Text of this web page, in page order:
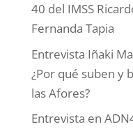
40 del IMSS
Fernanda Tapia
Entrevista Iñaki
¿Por qué suben y
las Afores?
Entrevista en